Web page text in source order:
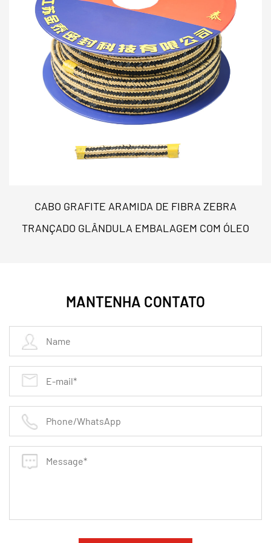
Formulação resistente a produtos químicos
Compatível com óleos, combustíveis e a maioria dos
fluidos industriais
Fácil de cortar e instalarpode ser personalizado
para qualquer flange ou configuração da junta
NOF-1000 Folha de junta sem amianto
Equipamento de geração de energia
caldeiras, trocadores de calor)
equipamento de refinaria)
Plantas de processamento químico(Bombas,
sistemas de escape)
compressores)
Por que escolherNOF-1000 Material de junta de alta
temperatura?
NossoFolha de junção não-asbestosasupera os
materiais tradicionais com:
Vida de serviço mais longa- resiste à degradação da
ciclagem de calor e exposição química
Conformidade regulatória- Atende a OSHA, EPA e
CABO GRAFITE ARAMIDA DE FIBRA ZEBRA
TRANÇADO GLÂNDULA EMBALAGEM COM ÓLEO
MANTENHA CONTATO